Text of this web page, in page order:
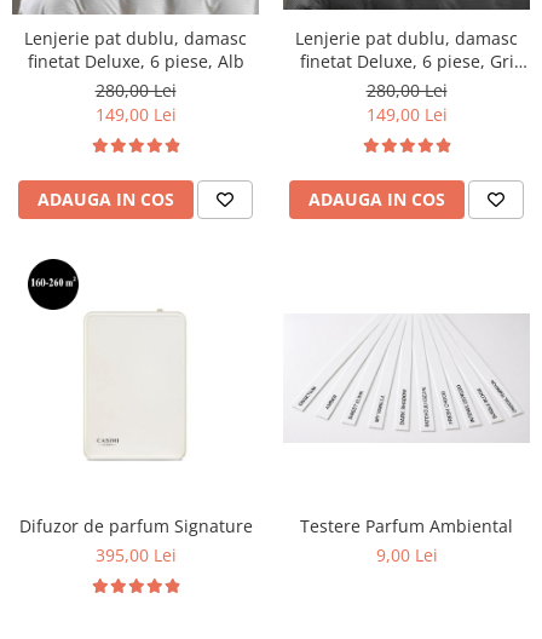
Lenjerie pat dublu, damasc
finetat Deluxe, 6 piese, Alb
280,00 Lei
149,00 Lei
ADAUGA IN COS
Lenjerie pat dublu, damasc
finetat Deluxe, 6 piese, Gri
Inchis
280,00 Lei
149,00 Lei
ADAUGA IN COS
Difuzor de parfum Signature
395,00 Lei
Testere Parfum Ambiental
9,00 Lei